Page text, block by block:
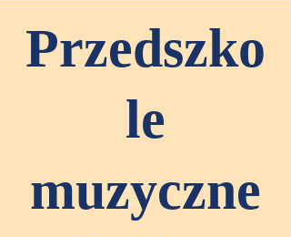
Przedszko
le
muzyczne